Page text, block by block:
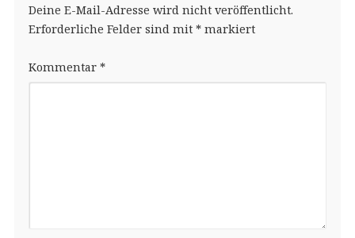
Deine E-Mail-Adresse wird nicht veröffentlicht.
Erforderliche Felder sind mit *markiert
Kommentar *